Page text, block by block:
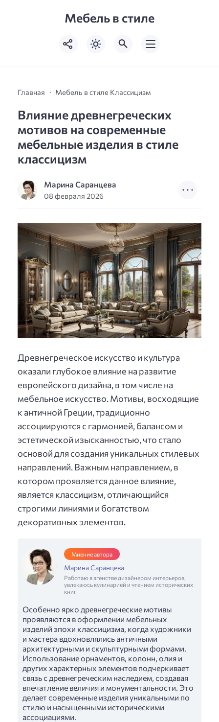
Мебель в стиле
Главная Мебель в стиле Классицизм
Влияние древнегреческих
мотивов на современные
мебельные изделия в стиле
классицизм
Марина Саранцева
08 февраля 2026
Древнегреческое искусство и культура
оказали глубокое влияние на развитие
европейского дизайна, в том числе на
мебельное искусство. Мотивы, восходящие
к античной Греции, традиционно
ассоциируются с гармонией, балансом и
эстетической изысканностью, что стало
основой для создания уникальных стилевых
направлений. Важным направлением, в
котором проявляется данное влияние,
является классицизм, отличающийся
строгими линиями и богатством
декоративных элементов.
Мнение автора
Марина Саранцева
Работаю в агенстве дизайнером интерьеров,
увлекаюсь кулинарией и чтением исторических
книг
Особенно ярко древнегреческие мотивы
проявляются в оформлении мебельных
изделий эпохи классицизма, когда художники
и мастера вдохновлялись античными
архитектурными и скульптурными формами.
Использование орнаментов, колонн, олия и
других характерных элементов подчеркивает
связь с древнегреческим наследием, создавая
впечатление величия и монументальности. Это
делает современные изделия уникальными по
стилю и насыщенными историческими
ассоциациями.